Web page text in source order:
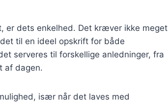
er dets enkelhed. Det kræver ikke meget
til en ideel opskrift for både
serveres til forskellige anledninger, fra
af dagen.
især når det laves med